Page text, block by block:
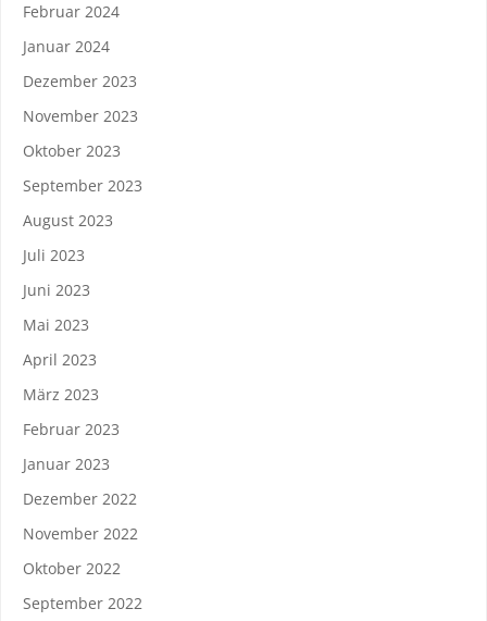
Februar 2024
Januar 2024
Dezember 2023
November 2023
Oktober 2023
September 2023
August 2023
Juli 2023
Juni 2023
Mai 2023
April 2023
März 2023
Februar 2023
Januar 2023
Dezember 2022
November 2022
Oktober 2022
September 2022